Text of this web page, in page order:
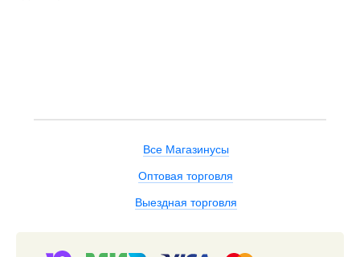
Все Магазинусы
Оптовая торговля
Выездная торговля